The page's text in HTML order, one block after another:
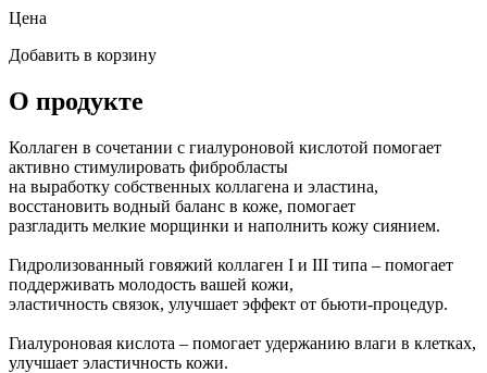
Цена
Добавить в корзину
О продукте
Коллаген в сочетании с гиалуроновой кислотой помогает
активно стимулировать фибробласты
на выработку собственных коллагена и эластина,
восстановить водный баланс в коже, помогает
разгладить мелкие морщинки и наполнить кожу сиянием.
Гидролизованный говяжий коллаген I и III типа – помогает
поддерживать молодость вашей кожи,
эластичность связок, улучшает эффект от бьюти-процедур.
Гиалуроновая кислота – помогает удержанию влаги в клетках,
улучшает эластичность кожи.